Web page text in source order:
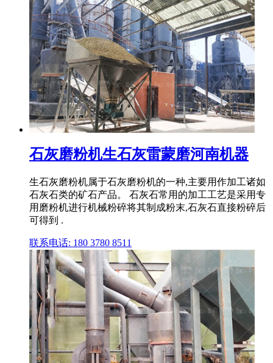
石灰磨粉机生石灰雷蒙磨河南机器
生石灰磨粉机属于石灰磨粉机的一种,主要用作加工诸如
石灰石类的矿石产品。 石灰石常用的加工工艺是采用专
用磨粉机进行机械粉碎将其制成粉末,石灰石直接粉碎后
可得到 .
联系电话: 180 3780 8511